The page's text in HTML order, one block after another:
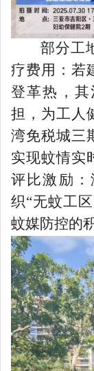
部分工
疗费用：若
登革热，
担，为工人
湾免税城三
实现蚊情实
评比激励
织“无蚊工
蚊媒防控的